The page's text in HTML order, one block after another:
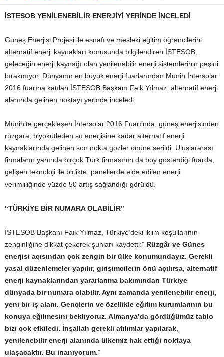
İSTESOB YENİLENEBİLİR ENERJİYİ YERİNDE İNCELEDİ
Güneş Enerjisi Projesi ile esnafı ve mesleki eğitim öğrencilerini
alternatif enerji kaynakları konusunda bilgilendiren İSTESOB,
geleceğin enerji kaynağı olan yenilenebilir enerji sistemlerinin peşini
bırakmıyor. Dünyanın en büyük enerji fuarlarından Münih İntersolar
2016 fuarına katılan İSTESOB Başkanı Faik Yılmaz, alternatif enerji
alanında gelinen noktayı yerinde inceledi.
Münih’te gerçekleşen İntersolar 2016 Fuarı’nda, güneş enerjisinden
rüzgara, biyokütleden su enerjisine kadar alternatif enerji
kaynaklarında gelinen son nokta gözler önüne serildi. Uluslararası
firmaların yanında birçok Türk firmasının da boy gösterdiği fuarda,
gelişen teknoloji ile birlikte, panellerde elde edilen enerji
verimliliğinde yüzde 50 artış sağlandığı görüldü.
“TÜRKİYE BİR NUMARA OLABİLİR”
İSTESOB Başkanı Faik Yılmaz, Türkiye’deki iklim koşullarının
zenginliğine dikkat çekerek şunları kaydetti:” Rüzgâr ve Güneş
enerjisi açısından çok zengin bir ülke konumundayız. Gerekli
yasal düzenlemeler yapılır, girişimcilerin önü açılırsa, alternatif
enerji kaynaklarından yararlanma bakımından Türkiye
dünyada bir numara olabilir. Aynı zamanda yenilenebilir enerji,
yeni bir iş alanı. Gençlerin ve özellikle eğitim kurumlarının bu
konuya eğilmesini bekliyoruz. Almanya’da gördüğümüz tablo
bizi çok etkiledi. İnşallah gerekli atılımlar yapılarak,
yenilenebilir enerji alanında ülkemiz hak ettiği noktaya
ulaşacaktır. Bu inanıyorum.”